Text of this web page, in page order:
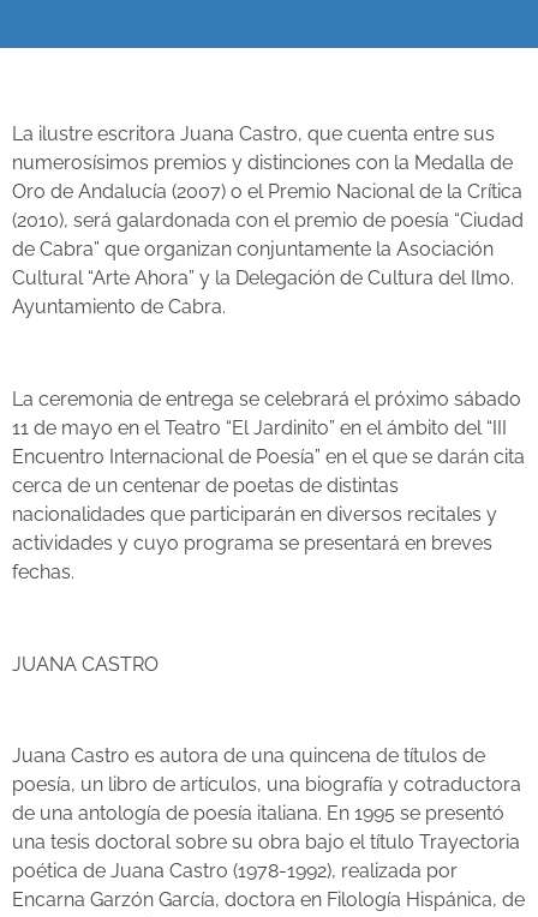
La ilustre escritora Juana Castro, que cuenta entre sus
numerosísimos premios y distinciones con la Medalla de
Oro de Andalucía (2007) o el Premio Nacional de la Crítica
(2010), será galardonada con el premio de poesía “Ciudad
de Cabra” que organizan conjuntamente la Asociación
Cultural “Arte Ahora” y la Delegación de Cultura del Ilmo.
Ayuntamiento de Cabra.
La ceremonia de entrega se celebrará el próximo sábado
11 de mayo en el Teatro “El Jardinito” en el ámbito del “III
Encuentro Internacional de Poesía” en el que se darán cita
cerca de un centenar de poetas de distintas
nacionalidades que participarán en diversos recitales y
actividades y cuyo programa se presentará en breves
fechas.
JUANA CASTRO
Juana Castro es autora de una quincena de títulos de
poesía, un libro de artículos, una biografía y cotraductora
de una antología de poesía italiana. En 1995 se presentó
una tesis doctoral sobre su obra bajo el título Trayectoria
poética de Juana Castro (1978-1992), realizada por
Encarna Garzón García, doctora en Filología Hispánica, de